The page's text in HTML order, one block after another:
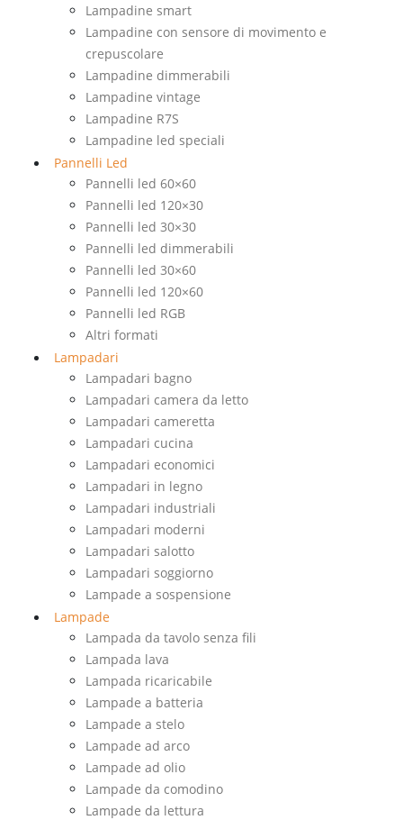
Lampadine smart
Lampadine con sensore di movimento e
crepuscolare
Lampadine dimmerabili
Lampadine vintage
Lampadine R7S
Lampadine led speciali
Pannelli Led
Pannelli led 60×60
Pannelli led 120×30
Pannelli led 30×30
Pannelli led dimmerabili
Pannelli led 30×60
Pannelli led 120×60
Pannelli led RGB
Altri formati
Lampadari
Lampadari bagno
Lampadari camera da letto
Lampadari cameretta
Lampadari cucina
Lampadari economici
Lampadari in legno
Lampadari industriali
Lampadari moderni
Lampadari salotto
Lampadari soggiorno
Lampade a sospensione
Lampade
Lampada da tavolo senza fili
Lampada lava
Lampada ricaricabile
Lampade a batteria
Lampade a stelo
Lampade ad arco
Lampade ad olio
Lampade da comodino
Lampade da lettura